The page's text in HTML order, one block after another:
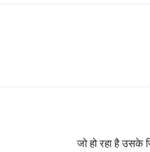
जो हो रहा है उसके